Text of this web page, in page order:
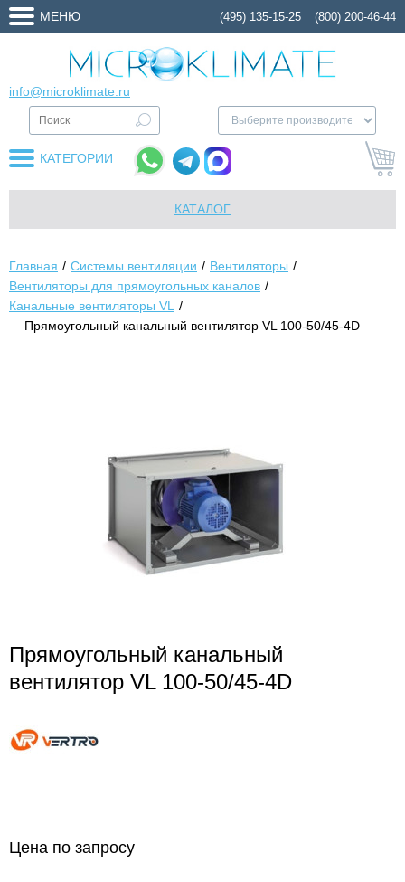
МЕНЮ (495) 135-15-25 (800) 200-46-44
info@microklimate.ru
КАТЕГОРИИ
КАТАЛОГ
Главная Системы вентиляции
Вентиляторы
Вентиляторы для прямоугольных каналов
Канальные вентиляторы VL
Прямоугольный канальный вентилятор VL 100-50/45-4D
Прямоугольный канальный
вентилятор VL 100-50/45-4D
Цена по запросу